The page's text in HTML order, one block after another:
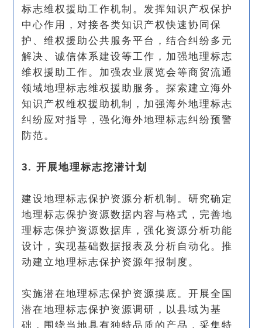
标志维权援助工作机制。发挥知识产权保护
中心作用，对接各类知识产权快速协同保
护、维权援助公共服务平台，结合纠纷多元
解决、诚信体系建设等工作，加强地理标志
维权援助工作。加强农业展览会等商贸流通
领域地理标志维权援助服务。探索建立海外
知识产权维权援助机制，加强海外地理标志
纠纷应对指导，强化海外地理标志纠纷预警
防范。
3. 开展地理标志挖潜计划
建设地理标志保护资源分析机制。研究确定
地理标志保护资源数据内容与格式，完善地
理标志保护资源数据库，强化资源分析功能
设计，实现基础数据报表及分析自动化。推
动建立地理标志保护资源年报制度。
实施潜在地理标志保护资源摸底。开展全国
潜在地理标志保护资源调研，以县域为基
础，围绕当地具有独特品质的产品，采集特